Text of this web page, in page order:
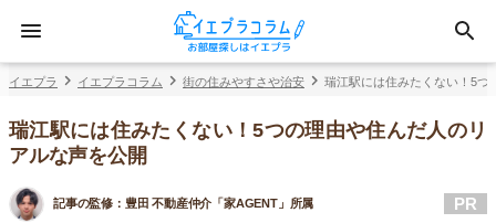
イエプラ イエプラコラム 街の住みやすさや治安 瑞江駅には住みたくない！5つ
瑞江駅には住みたくない！5つの理由や住んだ人のリ
アルな声を公開
記事の監修： 豊田 不動産仲介「家AGENT」所属 PR